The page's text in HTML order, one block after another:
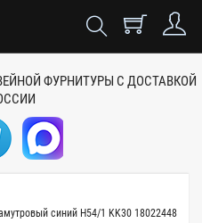
ФУРНИТУРЫ С ДОСТАВКОЙ
синий H54/1 KK30 18022448